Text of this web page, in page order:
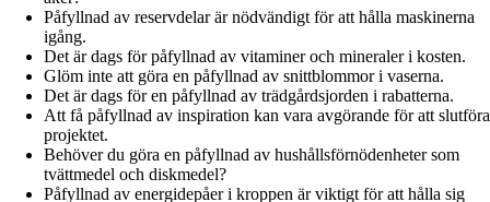
Påfyllnad av reservdelar är nödvändigt för att hålla maskinerna
igång.
Det är dags för påfyllnad av vitaminer och mineraler i kosten.
Glöm inte att göra en påfyllnad av snittblommor i vaserna.
Det är dags för en påfyllnad av trädgårdsjorden i rabatterna.
Att få påfyllnad av inspiration kan vara avgörande för att slutföra
projektet.
Behöver du göra en påfyllnad av hushållsförnödenheter som
tvättmedel och diskmedel?
Påfyllnad av energidepåer i kroppen är viktigt för att hålla sig